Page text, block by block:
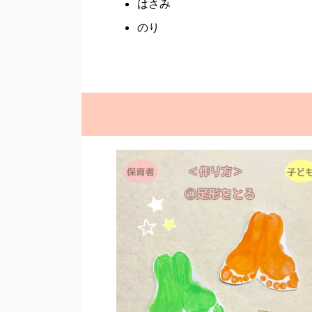
はさみ
のり